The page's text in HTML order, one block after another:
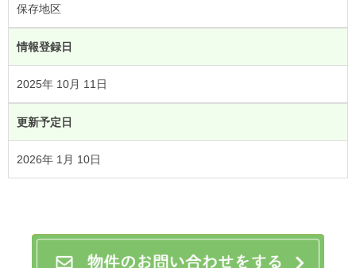
保存地区
情報登録日
2025年 10月 11日
更新予定日
2026年 1月 10日